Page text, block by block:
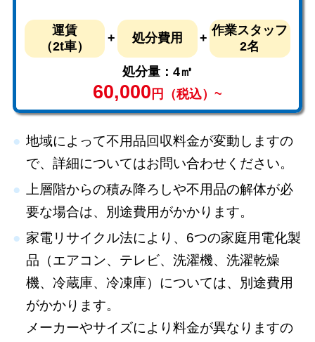
運賃
（2t車）
処分費用
作業スタッフ
2名
処分量：4㎥
60,000 円（税込）~
地域によって不用品回収料金が変動しますの
で、詳細についてはお問い合わせください。
上層階からの積み降ろしや不用品の解体が必
要な場合は、別途費用がかかります。
家電リサイクル法により、6つの家庭用電化製
品（エアコン、テレビ、洗濯機、洗濯乾燥
機、冷蔵庫、冷凍庫）については、別途費用
がかかります。
メーカーやサイズにより料金が異なりますの